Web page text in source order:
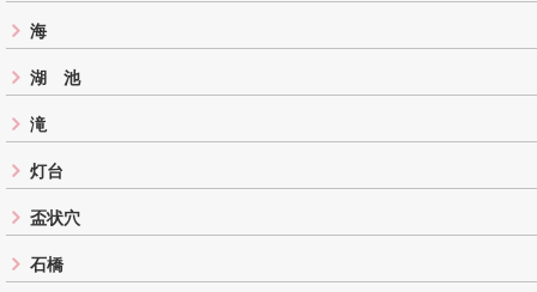
海
湖 池
滝
灯台
盃状穴
石橋